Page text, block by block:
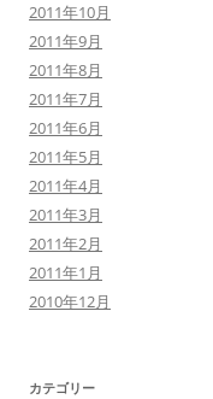
2011年10月
2011年9月
2011年8月
2011年7月
2011年6月
2011年5月
2011年4月
2011年3月
2011年2月
2011年1月
2010年12月
カテゴリー